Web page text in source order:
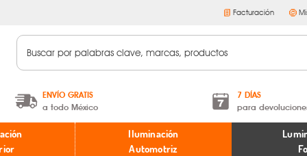
Facturación
ENVÍO GRATIS
a todo México
A partir de $599 MXN.
* Aplican restricciones
7 DÍAS
para
Términos y condiciones
Políticas de devoluciones
Iluminación
Automotriz